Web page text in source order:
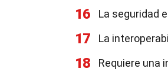
16 La seguridad
17 La
18 Requiere una